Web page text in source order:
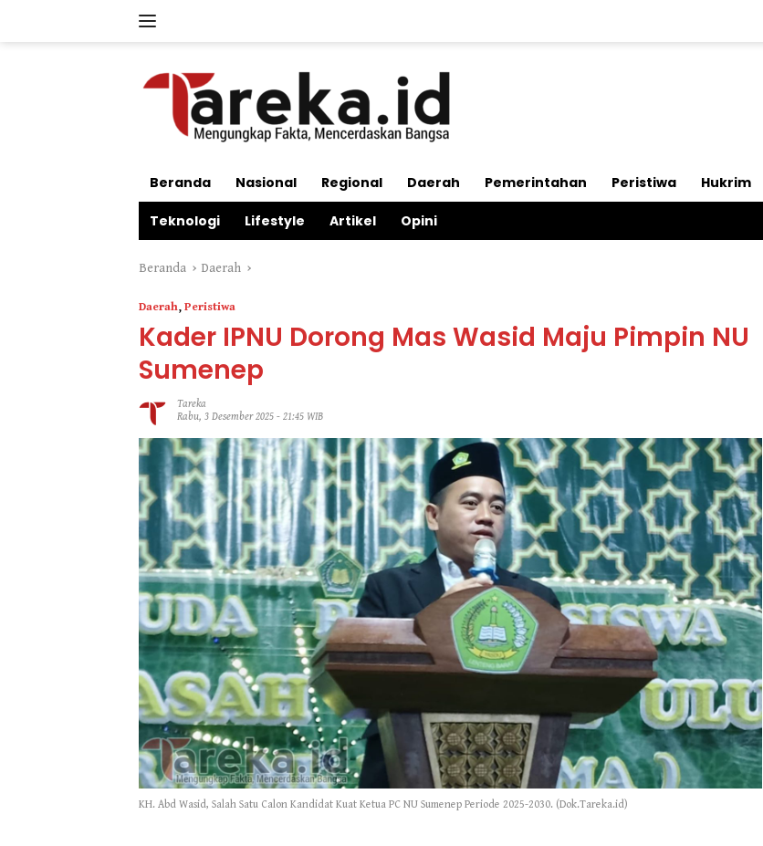
Beranda Nasional Regional Daerah Pemerintahan Peristiwa Hukrim
Teknologi Lifestyle Artikel Opini
Beranda Daerah
Daerah, Peristiwa
Kader IPNU Dorong Mas Wasid Maju Pimpin NU
Sumenep
Tareka
Rabu, 3 Desember 2025 - 21:45 WIB
KH. Abd Wasid, Salah Satu Calon Kandidat Kuat Ketua PC NU Sumenep Periode 2025-2030. (Dok.Tareka.id)